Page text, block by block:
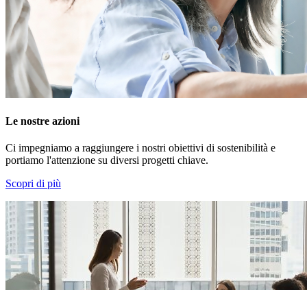
Le nostre azioni
Ci impegniamo a raggiungere i nostri obiettivi di sostenibilità e
portiamo l'attenzione su diversi progetti chiave.
Scopri di più